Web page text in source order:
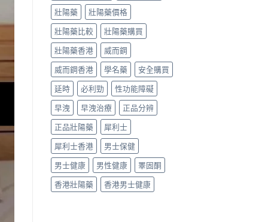
中
與
貨
辨
別
指
南〉
中
壯陽藥
壯陽藥價格
壯陽藥比較
壯陽藥購買
壯陽藥香港
威而鋼
威而鋼香港
學名藥
安全購買
延時
必利勁
性功能障礙
早洩
早洩治療
正品分辨
正品壯陽藥
犀利士
犀利士香港
男士保健
男士健康
男性健康
睪固酮
香港壯陽藥
香港男士健康